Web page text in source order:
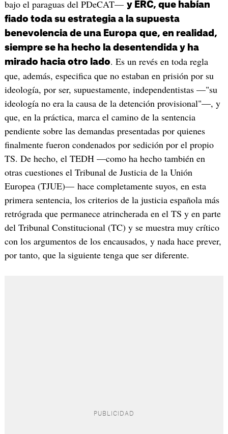
bajo el paraguas del PDeCAT— y ERC, que habían
fiado toda su estrategia a la supuesta
benevolencia de una Europa que, en realidad,
siempre se ha hecho la desentendida y ha
mirado hacia otro lado. Es un revés en toda regla
que, además, especifica que no estaban en prisión por su
ideología, por ser, supuestamente, independentistas —"su
ideología no era la causa de la detención provisional"—, y
que, en la práctica, marca el camino de la sentencia
pendiente sobre las demandas presentadas por quienes
finalmente fueron condenados por sedición por el propio
TS. De hecho, el TEDH —como ha hecho también en
otras cuestiones el Tribunal de Justicia de la Unión
Europea (TJUE)— hace completamente suyos, en esta
primera sentencia, los criterios de la justicia española más
retrógrada que permanece atrincherada en el TS y en parte
del Tribunal Constitucional (TC) y se muestra muy crítico
con los argumentos de los encausados, y nada hace prever,
por tanto, que la siguiente tenga que ser diferente.